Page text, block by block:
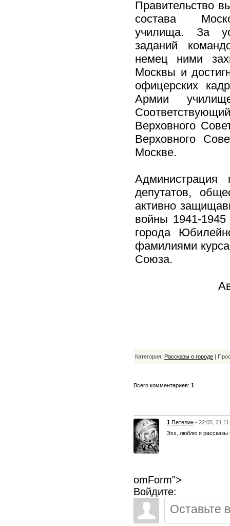
Правительство
состава
училища. За
заданий
немец ними
Москвы и
офицерских
Армии
Верховного
Верховного
Москве.
депутатов,
активно
войны 1941-1945
города
фамилиями
Союза.
Категория: Рассказы о городе |
Всего комментариев: 1
1 Петелин • 22:05,
Эхх, люблю я
omForm">
Войдите: